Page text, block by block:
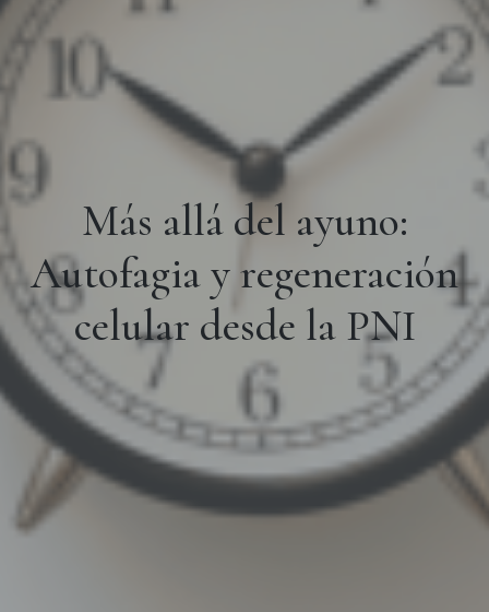
Más allá del ayuno:
Autofagia y regeneración
celular desde la PNI